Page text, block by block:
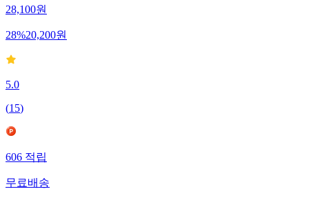
28,100원
28%20,200원
5.0
(15)
606적립
무료배송